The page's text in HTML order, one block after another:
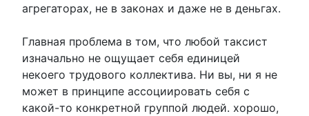
агрегаторах, не в законах и даже не в деньгах.
Главная проблема в том, что любой таксист
изначально не ощущает себя единицей
некоего трудового коллектива. Ни вы, ни я не
может в принципе ассоциировать себя с
какой-то конкретной группой людей. хорошо,